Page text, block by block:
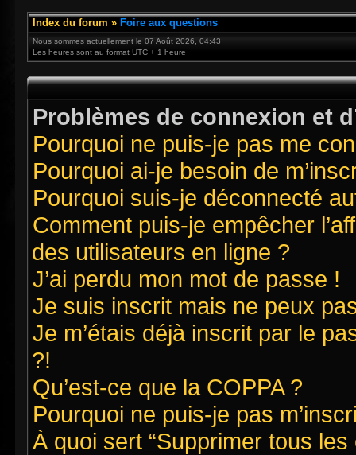
Index du forum » Foire aux questions
Nous sommes actuellement le 07 Août 2026, 04:43
Les heures sont au format UTC + 1 heure
Problèmes de connexion et
Pourquoi ne puis-je pas me
Pourquoi ai-je besoin de
Pourquoi suis-je déconnecté
Comment puis-je empêcher
des utilisateurs en ligne ?
J’ai perdu mon mot de passe !
Je suis inscrit mais ne peux
Je m’étais déjà inscrit par le
?!
Qu’est-ce que la COPPA ?
Pourquoi ne puis-je pas
À quoi sert “Supprimer tous